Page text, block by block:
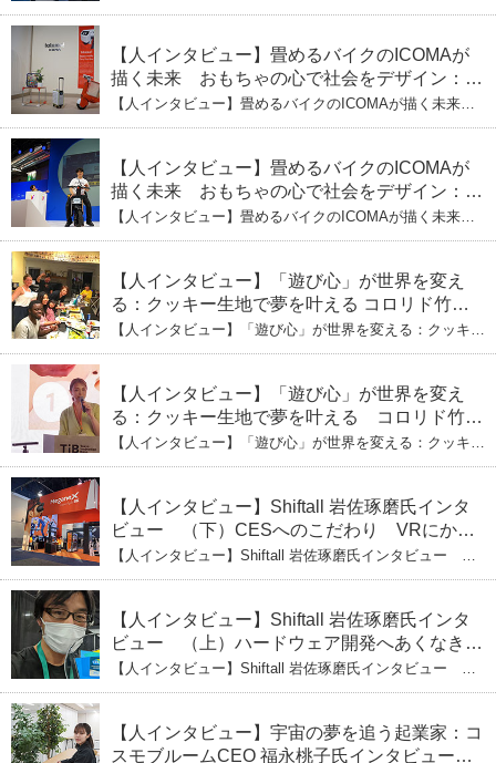
【人インタビュー】畳めるバイクのICOMAが
描く未来 おもちゃの心で社会をデザイン：株
式会社ICOMAの代表取締役・生駒崇光
（下）おもちゃで社会を変える、「トイボック
【人インタビュー】畳めるバイクのICOMAが描く未来
イボックス」というデザインメソッド
【人インタビュー】畳めるバイクのICOMAが
描く未来 おもちゃの心で社会をデザイン：株
式会社ICOMAの代表取締役・生駒崇光
（上）「変形」に魅せられたデザイナーの軌
【人インタビュー】畳めるバイクのICOMAが描く未来
ーの軌跡
【人インタビュー】「遊び心」が世界を変え
る：クッキー生地で夢を叶える コロリド竹内
ひとみ（下） 起業は「影響力」のため。愛と
笑いの子育て哲学
【人インタビュー】「遊び心」が世界を変える：クッキー
【人インタビュー】「遊び心」が世界を変え
る：クッキー生地で夢を叶える コロリド竹内
ひとみ（上） クッキー生地に込めた「誰でも
できる」という哲学
【人インタビュー】「遊び心」が世界を変える：クッキー
【人インタビュー】Shiftall 岩佐琢磨氏インタ
ビュー （下）CESへのこだわり VRにかけ
る未来
【人インタビュー】Shiftall 岩佐琢磨氏インタビュー
【人インタビュー】Shiftall 岩佐琢磨氏インタ
ビュー （上）ハードウェア開発へあくなき挑
戦 その起業の経緯とは
【人インタビュー】Shiftall 岩佐琢磨氏インタビュー
【人インタビュー】宇宙の夢を追う起業家：コ
スモブルームCEO 福永桃子氏インタビュー